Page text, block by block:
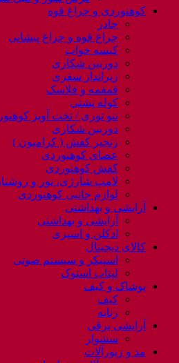
کوهنوردی و چراغ قوه
چادر
چراغ قوه و چراغ پیشانی
کیسه خواب
دوربین شکاری
زیرانداز سفری
قمقمه و فلاسک
کوله پشتی
ننو توری / تخت آویز
دوربین شکاری
زنجیر کفش ( کرامپون )
عصای کوهنوردی
کفش کوهنوردی
لامپ شارژی، نور و
لوازم جانبی کوهنوردی
آرایشی و بهداشتی
آرایشی و بهداشتی
ادکلن و اسپری
کالای دیجیتال
اسپیکر و سیستم صوتی
لپتاب استوک
پوشاک و کیف
کیف
زنانه
آرایشی برقی
سشوار
مد و زیورآلات